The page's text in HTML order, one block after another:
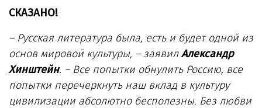
СКАЗАНО!
– Русская литература была, есть и будет одной из
основ мировой культуры, – заявилАлександр
Хинштейн. – Все попытки обнулить Россию, все
попытки перечеркнуть наш вклад в культуру
цивилизации абсолютно бесполезны. Без любви